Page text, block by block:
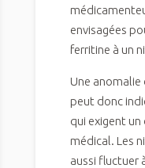
envisagées
ferritine à un
Une
peut donc
qui exigent un
médical. Les
aussi fluctuer